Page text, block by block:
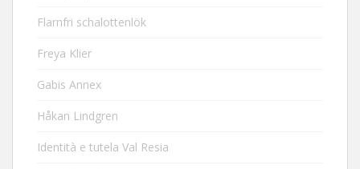
Flarnfri schalottenlök
Freya Klier
Gabis Annex
Håkan Lindgren
Identità e tutela Val Resia